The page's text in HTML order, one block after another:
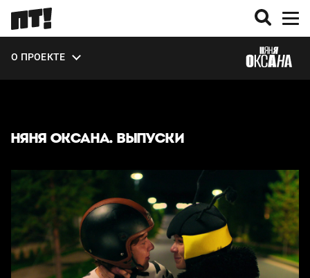
О ПРОЕКТЕ
ЭКСТРА
НЯНЯ ОКСАНА. ВЫПУСКИ